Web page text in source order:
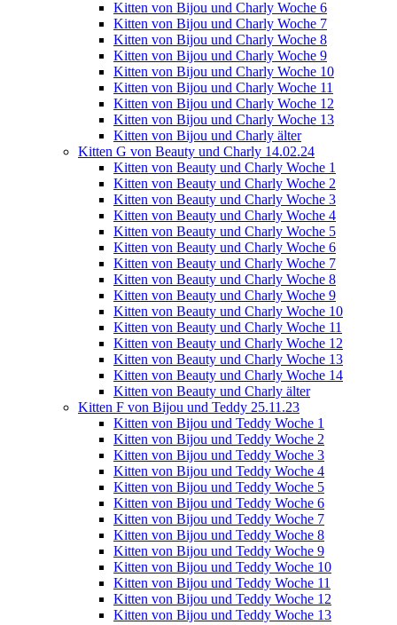
Kitten von Bijou und Charly Woche 6
Kitten von Bijou und Charly Woche 7
Kitten von Bijou und Charly Woche 8
Kitten von Bijou und Charly Woche 9
Kitten von Bijou und Charly Woche 10
Kitten von Bijou und Charly Woche 11
Kitten von Bijou und Charly Woche 12
Kitten von Bijou und Charly Woche 13
Kitten von Bijou und Charly älter
Kitten G von Beauty und Charly 14.02.24
Kitten von Beauty und Charly Woche 1
Kitten von Beauty und Charly Woche 2
Kitten von Beauty und Charly Woche 3
Kitten von Beauty und Charly Woche 4
Kitten von Beauty und Charly Woche 5
Kitten von Beauty und Charly Woche 6
Kitten von Beauty und Charly Woche 7
Kitten von Beauty und Charly Woche 8
Kitten von Beauty und Charly Woche 9
Kitten von Beauty und Charly Woche 10
Kitten von Beauty und Charly Woche 11
Kitten von Beauty und Charly Woche 12
Kitten von Beauty und Charly Woche 13
Kitten von Beauty und Charly Woche 14
Kitten von Beauty und Charly älter
Kitten F von Bijou und Teddy 25.11.23
Kitten von Bijou und Teddy Woche 1
Kitten von Bijou und Teddy Woche 2
Kitten von Bijou und Teddy Woche 3
Kitten von Bijou und Teddy Woche 4
Kitten von Bijou und Teddy Woche 5
Kitten von Bijou und Teddy Woche 6
Kitten von Bijou und Teddy Woche 7
Kitten von Bijou und Teddy Woche 8
Kitten von Bijou und Teddy Woche 9
Kitten von Bijou und Teddy Woche 10
Kitten von Bijou und Teddy Woche 11
Kitten von Bijou und Teddy Woche 12
Kitten von Bijou und Teddy Woche 13